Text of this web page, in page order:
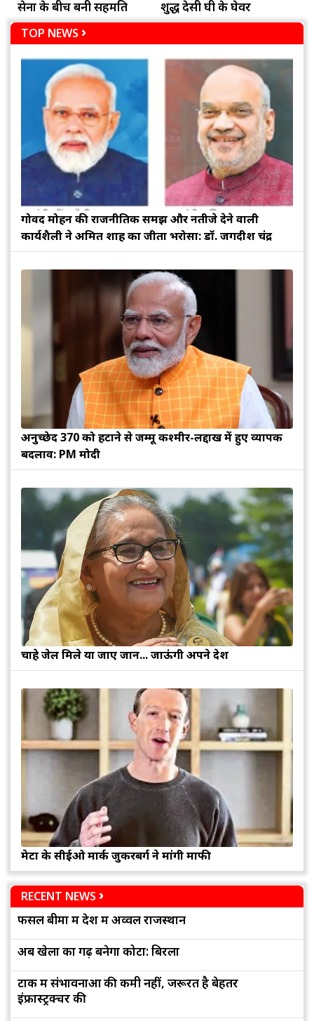
सेना के बीच बनी सहमति शुद्ध देसी घी के घेवर
TOP NEWS
गोविंद मोहन की राजनीतिक समझ और नतीजे देने वाली
कार्यशैली ने अमित शाह का जीता भरोसा: डॉ. जगदीश चंद्र
अनुच्छेद 370 को हटाने से जम्मू कश्मीर-लद्दाख में हुए व्यापक
बदलाव: PM मोदी
चाहे जेल मिले या जाए जान... जाऊंगी अपने देश
मेटा के सीईओ मार्क जुकरबर्ग ने मांगी माफी
RECENT NEWS
फसल बीमा में देश में अव्वल राजस्थान
अब खेलों का गढ़ बनेगा कोटा: बिरला
टोंक में संभावनाओं की कमी नहीं, जरूरत है बेहतर
इंफ्रास्ट्रक्चर की